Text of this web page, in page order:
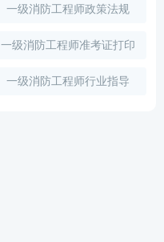
一级消防工程师政策法规
一级消防工程师准考证打印
一级消防工程师行业指导